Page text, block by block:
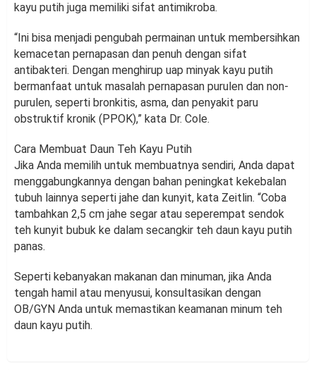
kayu putih juga memiliki sifat antimikroba.
“Ini bisa menjadi pengubah permainan untuk membersihkan
kemacetan pernapasan dan penuh dengan sifat
antibakteri. Dengan menghirup uap minyak kayu putih
bermanfaat untuk masalah pernapasan purulen dan non-
purulen, seperti bronkitis, asma, dan penyakit paru
obstruktif kronik (PPOK),” kata Dr. Cole.
Cara Membuat Daun Teh Kayu Putih
Jika Anda memilih untuk membuatnya sendiri, Anda dapat
menggabungkannya dengan bahan peningkat kekebalan
tubuh lainnya seperti jahe dan kunyit, kata Zeitlin. “Coba
tambahkan 2,5 cm jahe segar atau seperempat sendok
teh kunyit bubuk ke dalam secangkir teh daun kayu putih
panas.
Seperti kebanyakan makanan dan minuman, jika Anda
tengah hamil atau menyusui, konsultasikan dengan
OB/GYN Anda untuk memastikan keamanan minum teh
daun kayu putih.